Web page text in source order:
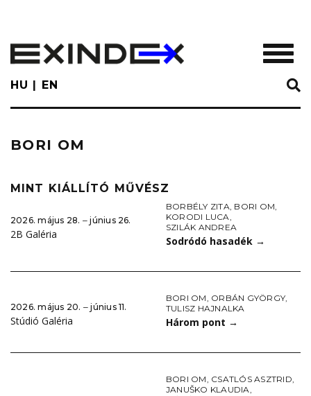
main
content
HU EN
BORI OM
MINT KIÁLLÍTÓ MŰVÉSZ
2026. május 28. ‒ június 26.
2B Galéria
BORBÉLY ZITA, BORI OM,
KORODI LUCA,
SZILÁK ANDREA
Sodródó hasadék →
2026. május 20. ‒ június 11.
Stúdió Galéria
BORI OM, ORBÁN GYÖRGY,
TULISZ HAJNALKA
Három pont →
BORI OM, CSATLÓS ASZTRID,
JANUŠKO KLAUDIA,